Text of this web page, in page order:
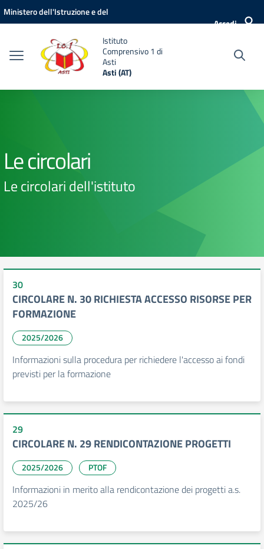
Vai ai contenuti
Vai al menu di navigazione
Vai al footer
Ministero dell'Istruzione e del
Accedi
Istituto
Comprensivo 1 di
Asti
Asti (AT)
Le circolari
Le circolari dell'istituto
30
CIRCOLARE N. 30 RICHIESTA ACCESSO RISORSE PER
FORMAZIONE
2025/2026
Informazioni sulla procedura per richiedere l'accesso ai fondi
previsti per la formazione
29
CIRCOLARE N. 29 RENDICONTAZIONE PROGETTI
2025/2026 PTOF
Informazioni in merito alla rendicontazione dei progetti a.s.
2025/26